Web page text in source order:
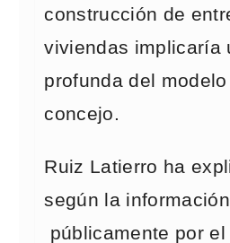
construcción de
viviendas implicaría
profunda del
concejo.
Ruiz Latierro ha
según la
públicamente por el